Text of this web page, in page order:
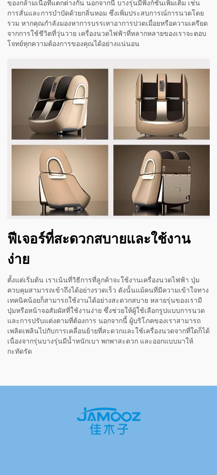
ของกล้ามเนื้อที่แตกต่างกัน นอกจากนี้ บางรุ่นมีฟังก์ชันเพิ่มเติม เช่น
การสั่นและการบำบัดด้วยกลิ่นหอม ซึ่งเพิ่มประสบการณ์การนวดโดย
รวม หากคุณกำลังมองหาการบรรเทาอาการปวดเมื่อยหรือความเครียด
จากการใช้ชีวิตที่วุ่นวาย เครื่องนวดไฟฟ้าที่หลากหลายของเราจะตอบ
โจทย์ทุกความต้องการของคุณได้อย่างแน่นอน
ฟีเจอร์ที่สะดวกสบายและใช้งาน
ง่าย
ตั้งแต่เริ่มต้น เราเน้นที่วิธีการที่ลูกค้าจะใช้งานเครื่องนวดไฟฟ้า ปุ่ม
ควบคุมสามารถเข้าถึงได้อย่างรวดเร็ว ดังนั้นแม้คนที่มีความเข้าใจทาง
เทคนิคน้อยก็สามารถใช้งานได้อย่างสะดวกสบาย หลายรุ่นของเรามี
ปุ่มหรือหน้าจอสัมผัสที่ใช้งานง่าย ซึ่งช่วยให้ผู้ใช้เลือกรูปแบบการนวด
และการปรับแต่งตามที่ต้องการ นอกจากนี้ ผู้บริโภคของเราสามารถ
เพลิดเพลินไปกับการเคลื่อนย้ายที่สะดวกและใช้เครื่องนวดจากที่ใดก็ได้
เนื่องจากรุ่นบางรุ่นมีน้ำหนักเบา พกพาสะดวก และออกแบบมาให้
กะทัดรัด